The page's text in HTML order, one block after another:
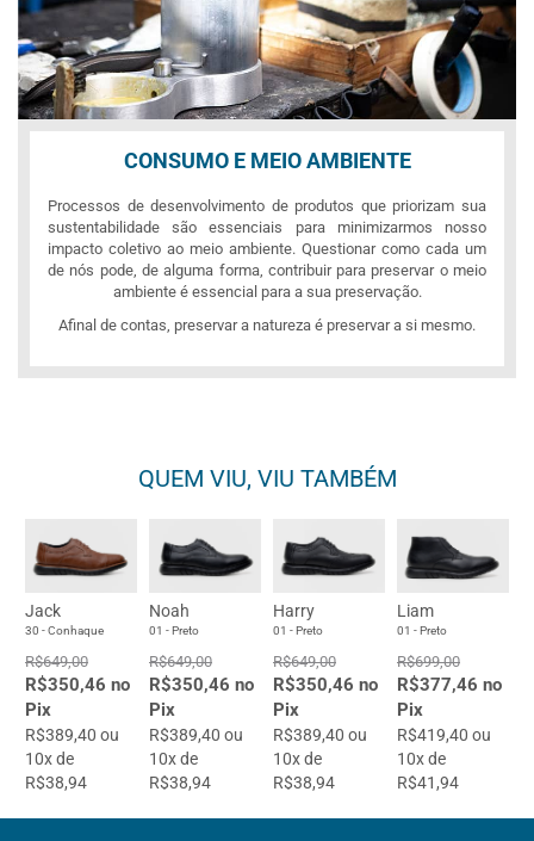
CONSUMO E MEIO AMBIENTE
Processos de desenvolvimento de produtos que priorizam sua
sustentabilidade são essenciais para minimizarmos nosso
impacto coletivo ao meio ambiente. Questionar como cada um
de nós pode, de alguma forma, contribuir para preservar o meio
ambiente é essencial para a sua preservação.
Afinal de contas, preservar a natureza é preservar a si mesmo.
QUEM VIU, VIU TAMBÉM
Jack
30 - Conhaque
R$649,00
R$350,46 no
Pix
R$389,40 ou
10x de
R$38,94
Noah
01 - Preto
R$649,00
R$350,46 no
Pix
R$389,40 ou
10x de
R$38,94
Harry
01 - Preto
R$649,00
R$350,46 no
Pix
R$389,40 ou
10x de
R$38,94
Liam
01 - Preto
R$699,00
R$377,46 no
Pix
R$419,40 ou
10x de
R$41,94